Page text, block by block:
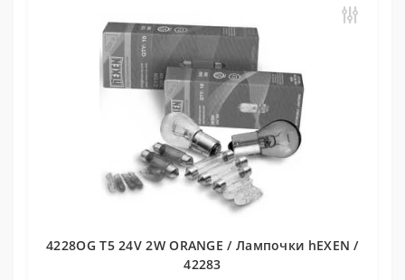
4228OG T5 24V 2W ORANGE / Лампочки hEXEN /
42283